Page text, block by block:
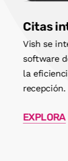
Citas
Vish se
software
la
recepción.
EXPLORA